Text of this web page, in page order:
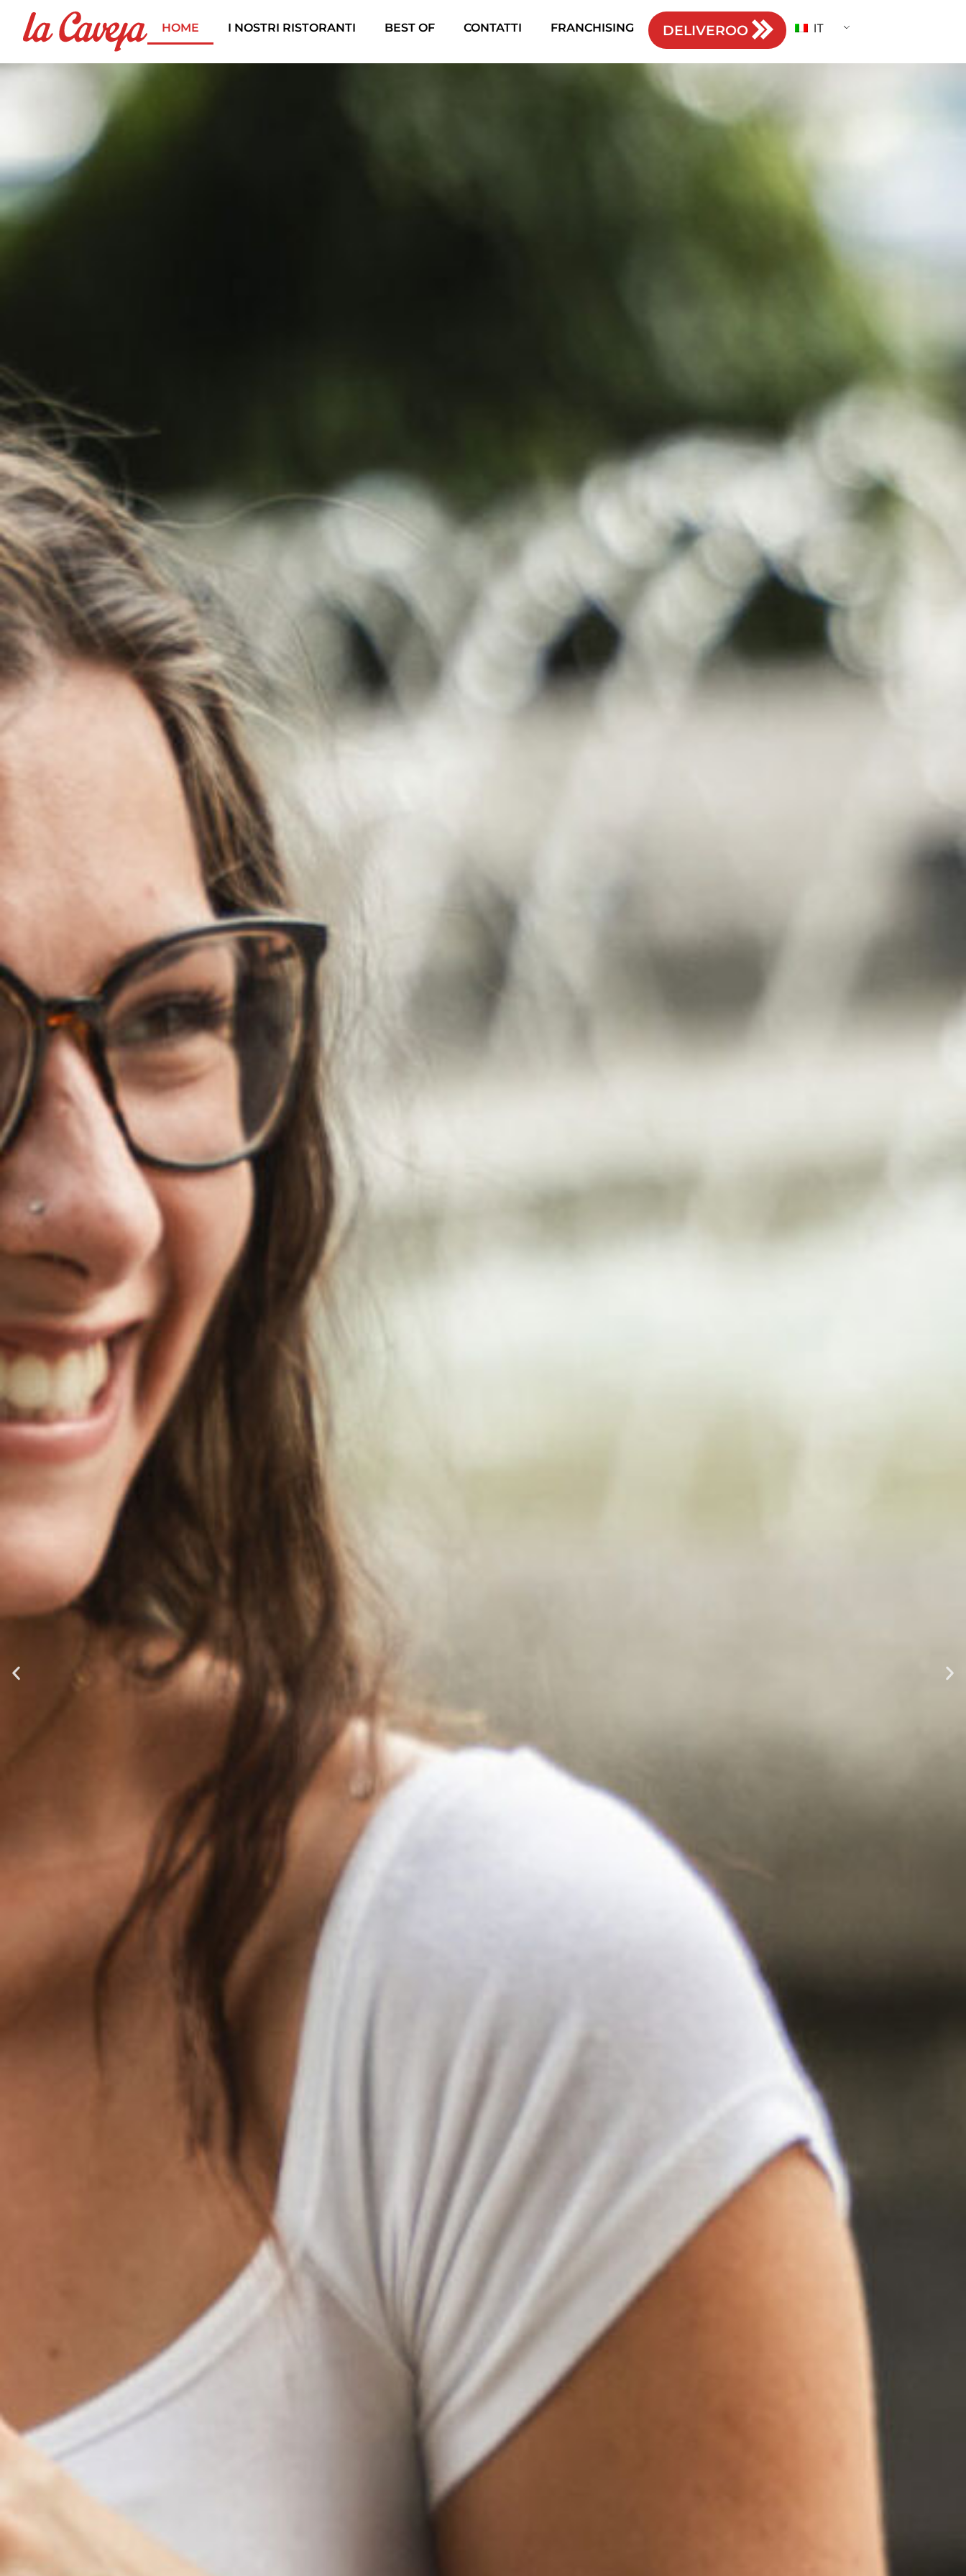
HOME I NOSTRI RISTORANTI BEST OF CONTATTI FRANCHISING DELIVEROO IT